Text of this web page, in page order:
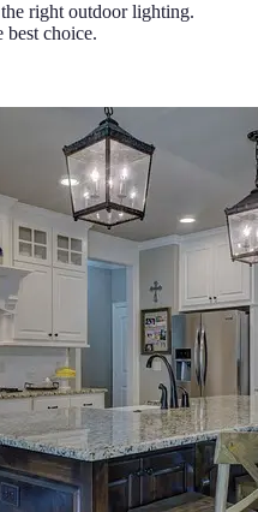
right outdoor lighting.
choice.